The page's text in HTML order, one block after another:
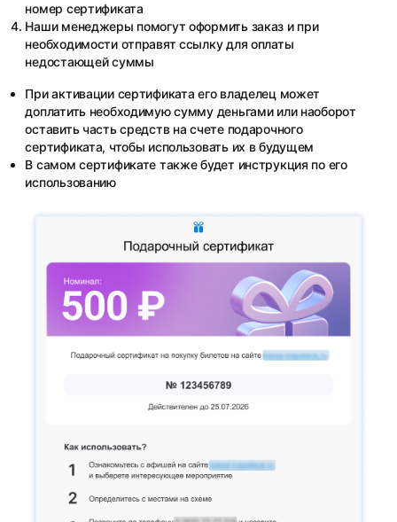
номер сертификата
Наши менеджеры помогут оформить заказ и при
необходимости отправят ссылку для оплаты
недостающей суммы
При активации сертификата его владелец может
доплатить необходимую сумму деньгами или наоборот
оставить часть средств на счете подарочного
сертификата, чтобы использовать их в будущем
В самом сертификате также будет инструкция по его
использованию